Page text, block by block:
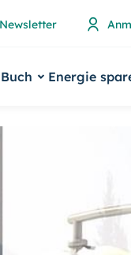
Newsletter
Energie